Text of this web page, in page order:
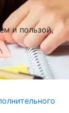
и пользой,